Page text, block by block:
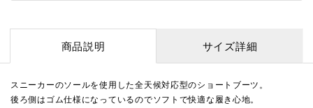
商品説明 サイズ詳細
スニーカーのソールを使用した全天候対応型のショートブーツ。
後ろ側はゴム仕様になっているのでソフトで快適な履き心地。